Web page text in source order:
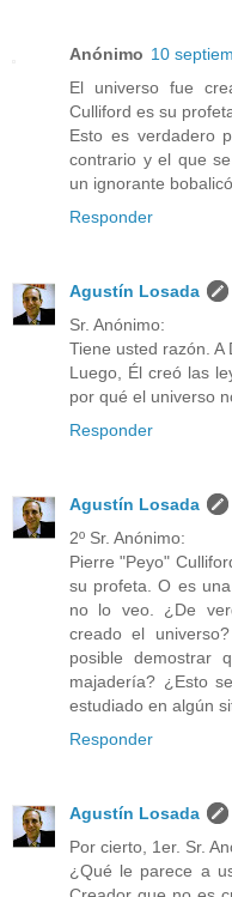
Anónimo 10
El universo fue
Culliford es su
Esto es verdadero
contrario y el que
un ignorante
Responder
Agustín Losada
Sr. Anónimo:
Tiene usted razón. A
Luego, Él creó las
por qué el universo
Responder
Agustín Losada
2º Sr. Anónimo:
Pierre "Peyo"
su profeta. O es
no lo veo. ¿De
creado el
posible demostrar
majadería? ¿Esto
estudiado en algún
Responder
Agustín Losada
Por cierto, 1er. Sr.
¿Qué le parece a